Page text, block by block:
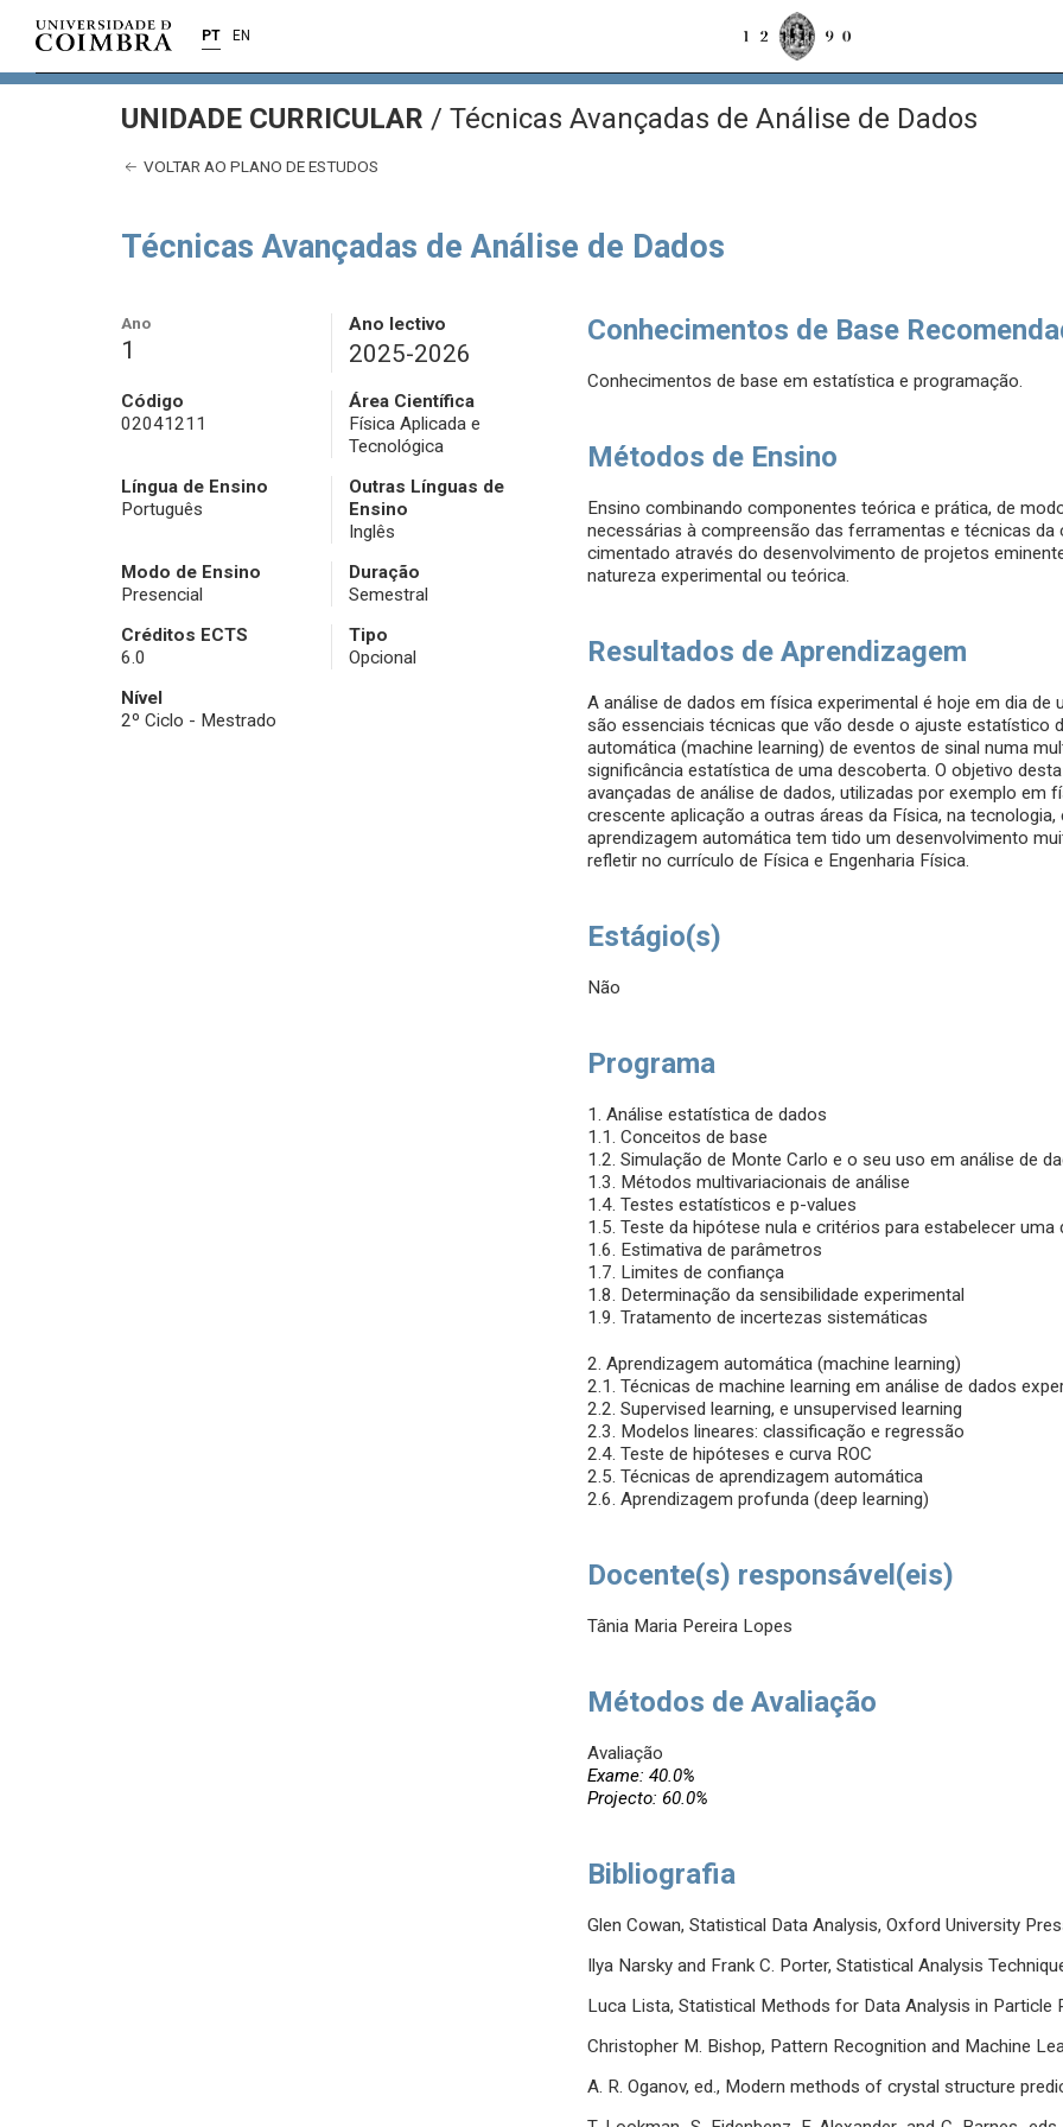
PT EN
UNIDADE CURRICULAR / Técnicas Avançadas de Análise de Dados
VOLTAR AO PLANO DE ESTUDOS
Técnicas Avançadas de Análise de Dados
Ano
1
Ano lectivo
2025-2026
Código
02041211
Área Científica
Física Aplicada e
Tecnológica
Língua de Ensino
Português
Outras Línguas de
Ensino
Inglês
Modo de Ensino
Presencial
Duração
Semestral
Créditos ECTS
6.0
Tipo
Opcional
Nível
2º Ciclo - Mestrado
Conhecimentos de Base
Conhecimentos de base em estatística e programação.
Métodos de Ensino
Ensino combinando componentes teórica e prática, de
necessárias à compreensão das ferramentas e técnicas da
cimentado através do desenvolvimento de projetos
natureza experimental ou teórica.
Resultados de Aprendizagem
A análise de dados em física experimental é hoje em dia
são essenciais técnicas que vão desde o ajuste estatístico
automática (machine learning) de eventos de sinal numa
significância estatística de uma descoberta. O objetivo
avançadas de análise de dados, utilizadas por exemplo em
crescente aplicação a outras áreas da Física, na
aprendizagem automática tem tido um desenvolvimento
refletir no currículo de Física e Engenharia Física.
Estágio(s)
Não
Programa
1. Análise estatística de dados
1.1. Conceitos de base
1.2. Simulação de Monte Carlo e o seu uso em análise de
1.3. Métodos multivariacionais de análise
1.4. Testes estatísticos e p-values
1.5. Teste da hipótese nula e critérios para estabelecer uma
1.6. Estimativa de parâmetros
1.7. Limites de confiança
1.8. Determinação da sensibilidade experimental
1.9. Tratamento de incertezas sistemáticas
2. Aprendizagem automática (machine learning)
2.1. Técnicas de machine learning em análise de dados
2.2. Supervised learning, e unsupervised learning
2.3. Modelos lineares: classificação e regressão
2.4. Teste de hipóteses e curva ROC
2.5. Técnicas de aprendizagem automática
2.6. Aprendizagem profunda (deep learning)
Docente(s) responsável(eis)
Tânia Maria Pereira Lopes
Métodos de Avaliação
Avaliação
Exame: 40.0%
Projecto: 60.0%
Bibliografia
Glen Cowan, Statistical Data Analysis, Oxford University
Ilya Narsky and Frank C. Porter, Statistical Analysis
Luca Lista, Statistical Methods for Data Analysis in Particle
Christopher M. Bishop, Pattern Recognition and Machine
A. R. Oganov, ed., Modern methods of crystal structure